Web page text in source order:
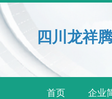
四川龙祥
首页 企业